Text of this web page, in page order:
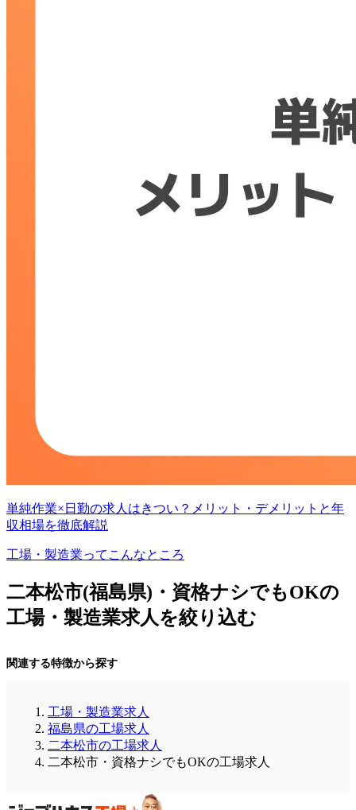
単純作業×日勤の求人はきつい？メリット・デメリットと年
収相場を徹底解説
工場・製造業ってこんなところ
二本松市(福島県)・資格ナシでもOKの
工場・製造業求人を絞り込む
関連する特徴から探す
工場・製造業求人
福島県の工場求人
二本松市の工場求人
二本松市・資格ナシでもOKの工場求人